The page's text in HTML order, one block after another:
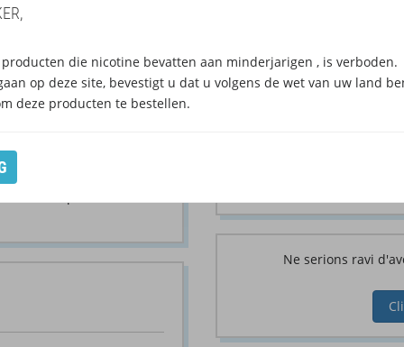
over deze zaak, eerlijke
deze shop.
Ne serions ravi
producten die nicotine bevatten aan minderjarigen , is verboden.
op deze site, bevestigt u dat u volgens de wet van uw land
deze producten te bestellen.